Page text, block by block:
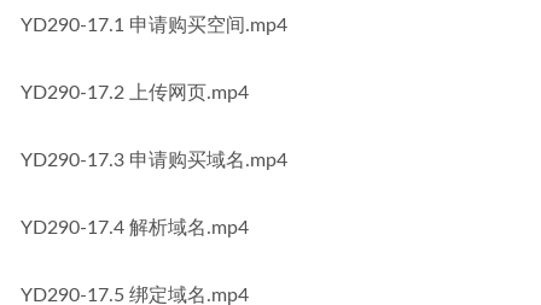
YD290-17.1 申请购买空间.mp4
YD290-17.2 上传网页.mp4
YD290-17.3 申请购买域名.mp4
YD290-17.4 解析域名.mp4
YD290-17.5 绑定域名.mp4